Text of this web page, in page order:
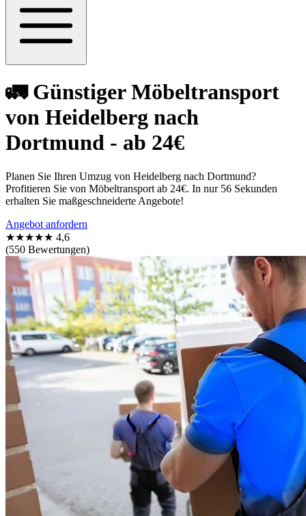
🚛 Günstiger Möbeltransport
von Heidelberg nach
Dortmund - ab 24€
Planen Sie Ihren Umzug von Heidelberg nach Dortmund?
Profitieren Sie von Möbeltransport ab 24€. In nur 56 Sekunden
erhalten Sie maßgeschneiderte Angebote!
Angebot anfordern
★★★★★ 4,6
(550 Bewertungen)